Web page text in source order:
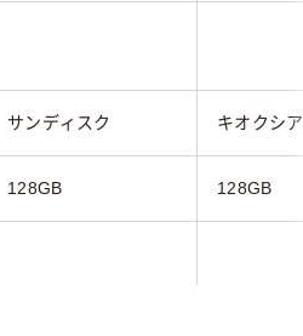
サンディスク キオクシア
128GB 128GB